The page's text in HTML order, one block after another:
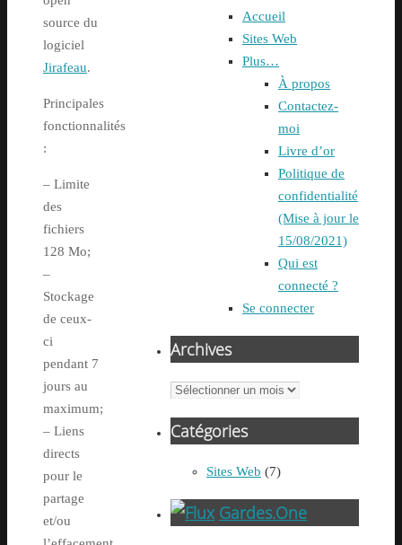
source du
logiciel
Jirafeau.
Principales
fonctionnalités
:
– Limite
des
fichiers
128 Mo;
–
Stockage
de ceux-
ci
pendant 7
jours au
maximum;
– Liens
directs
pour le
partage
et/ou
Accueil
Sites Web
Plus…
À propos
Contactez-
moi
Livre d’or
Politique de
confidentialité
(Mise à jour le
15/08/2021)
Qui est
connecté ?
Se connecter
Archives
Archives
Catégories
Sites Web (7)
Gardes.One